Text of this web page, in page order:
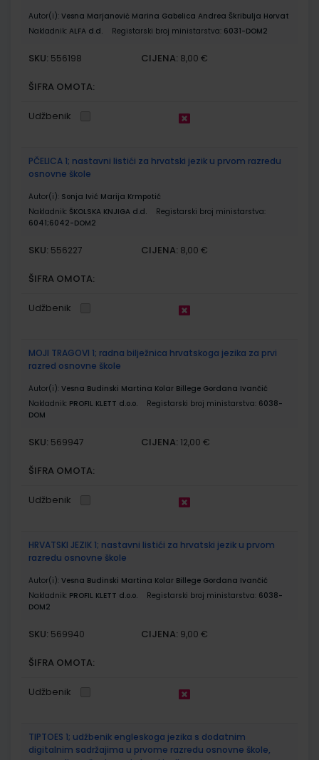
Autor(i): Vesna Marjanović Marina Gabelica Andrea Škribulja Horvat
Nakladnik: ALFA d.d. Registarski broj ministarstva: 6031-DOM2
SKU: 556198 CIJENA: 8,00 €
ŠIFRA OMOTA:
Udžbenik
PČELICA 1; nastavni listići za hrvatski jezik u prvom razredu
osnovne škole
Autor(i): Sonja Ivić Marija Krmpotić
Nakladnik: ŠKOLSKA KNJIGA d.d.
Registarski broj ministarstva:
6041;6042-DOM2
SKU: 556227 CIJENA: 8,00 €
ŠIFRA OMOTA:
Udžbenik
MOJI TRAGOVI 1; radna bilježnica hrvatskoga jezika za prvi
razred osnovne škole
Autor(i): Vesna Budinski Martina Kolar Billege Gordana Ivančić
Nakladnik: PROFIL KLETT d.o.o. Registarski broj ministarstva: 6038-
DOM
SKU: 569947 CIJENA: 12,00 €
ŠIFRA OMOTA:
Udžbenik
HRVATSKI JEZIK 1; nastavni listići za hrvatski jezik u prvom
razredu osnovne škole
Autor(i): Vesna Budinski Martina Kolar Billege Gordana Ivančić
Nakladnik: PROFIL KLETT d.o.o. Registarski broj ministarstva: 6038-
DOM2
SKU: 569940 CIJENA: 9,00 €
ŠIFRA OMOTA:
Udžbenik
TIPTOES 1; udžbenik engleskoga jezika s dodatnim
digitalnim sadržajima u prvome razredu osnovne škole,